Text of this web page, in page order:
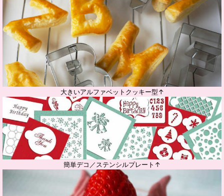
大きいアルファベットクッキー型↑
簡単デコ／ステンシルプレート↑